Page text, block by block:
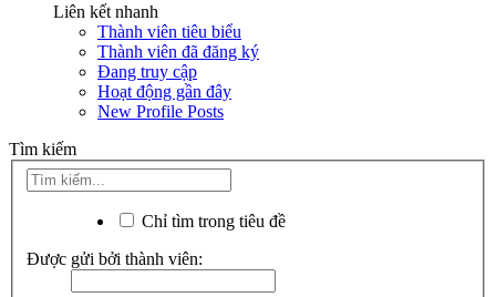
Liên kết nhanh
Thành viên tiêu biểu
Thành viên đã đăng ký
Đang truy cập
Hoạt động gần đây
New Profile Posts
Tìm kiếm
Chỉ tìm trong tiêu đề
Được gửi bởi thành viên: